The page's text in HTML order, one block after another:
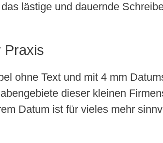
lästige und dauernde
Praxis
ohne Text und mit 4 mm
dieser kleinen
Datum ist für vieles mehr